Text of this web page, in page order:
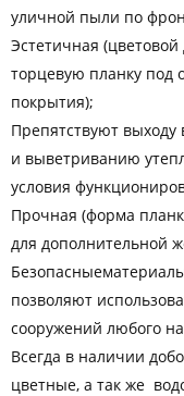
уличной пыли по
Эстетичная
торцевую планку под
покрытия);
Препятствуют
и выветриванию
условия
Прочная (форма
для дополнительной
позволяют
сооружений любого
Всегда в наличии
цветные, а так же